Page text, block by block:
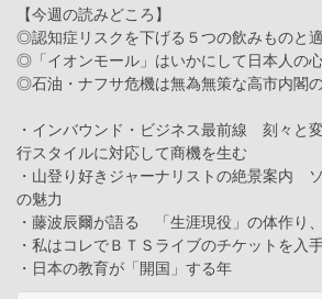
【今週の読みどころ】
◎認知症リスクを下げる５つの飲みものと
◎「イオンモール」はいかにして日本人の
◎石油・ナフサ危機は無為無策な高市内閣
・インバウンド・ビジネス最前線 刻々と
行スタイルに対応して商機を生む
・山登り好きジャーナリストの絶景案内
の魅力
・藤波辰爾が語る 「生涯現役」の体作り
・私はコレでＢＴＳライブのチケットを入
・日本の教育が「開国」する年